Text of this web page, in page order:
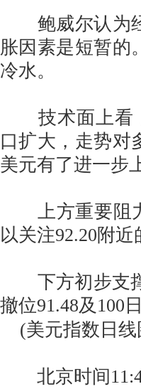
鲍威尔认为经
胀因素是短暂的
冷水。
技术面上看，
口扩大，走势对
美元有了进一步
上方重要阻力
以关注92.20附
下方初步支撑
撤位91.48及100
(美元指数日线
北京时间